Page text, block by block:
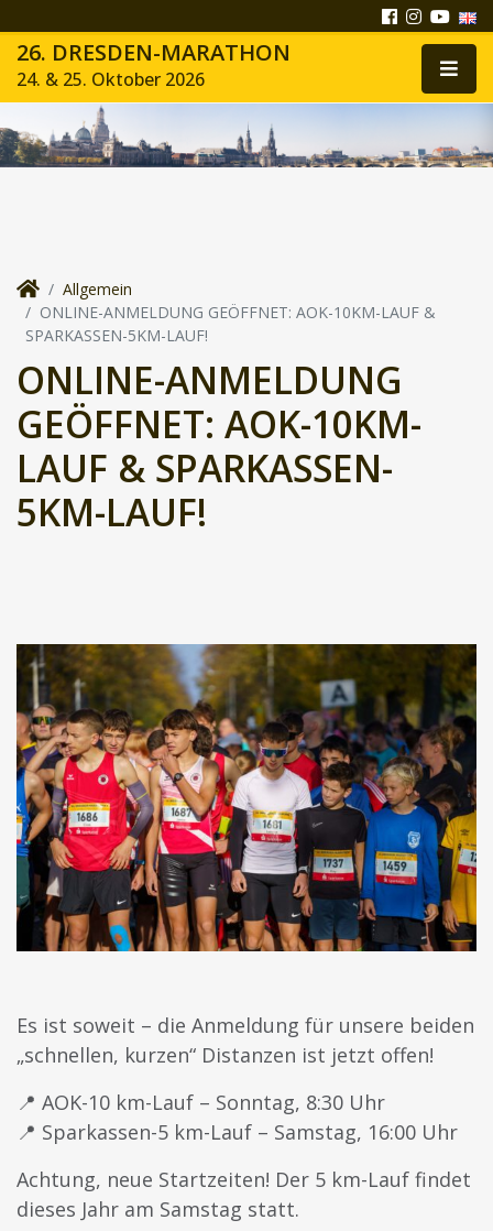
26. DRESDEN-MARATHON
24. & 25. Oktober 2026
Allgemein
ONLINE-ANMELDUNG GEÖFFNET: AOK-10KM-LAUF &
SPARKASSEN-5KM-LAUF!
ONLINE-ANMELDUNG
GEÖFFNET: AOK-10KM-
LAUF & SPARKASSEN-
5KM-LAUF!
Es ist soweit – die Anmeldung für unsere beiden
„schnellen, kurzen“ Distanzen ist jetzt offen!
📍 AOK-10 km-Lauf – Sonntag, 8:30 Uhr
📍 Sparkassen-5 km-Lauf – Samstag, 16:00 Uhr
Achtung, neue Startzeiten! Der 5 km-Lauf findet
dieses Jahr am Samstag statt.